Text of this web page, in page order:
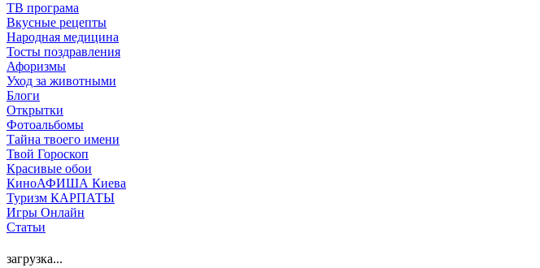
ТВ програма
Вкусные рецепты
Народная медицина
Тосты поздравления
Афоризмы
Уход за животными
Блоги
Открытки
Фотоальбомы
Тайна твоего имени
Твой Гороскоп
Красивые обои
КиноАФИША Киева
Туризм КАРПАТЫ
Игры Онлайн
Статьи
загрузка...